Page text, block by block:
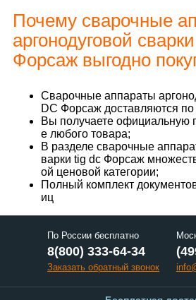
Почему сварочные
аргонодуговой
Форсаж выгодно
Сварочные аппараты
DC Форсаж доставляются по
Вы получаете официальную
е любого товара;
В разделе сварочные
варки tig dc Форсаж
ой ценовой категории;
Полный комплект
иц
По России бесплатно
8(800) 333-64-34
Заказать обратный звонок